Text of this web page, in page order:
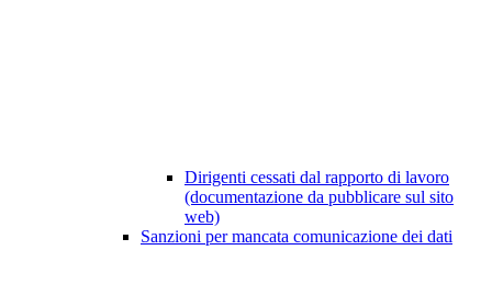
Dirigenti cessati dal rapporto di lavoro
(documentazione da pubblicare sul sito
web)
Sanzioni per mancata comunicazione dei dati